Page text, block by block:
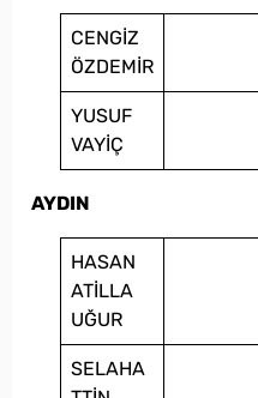
CENGİZ
ÖZDEMİR
YUSUF
VAYİÇ
AYDIN
HASAN
ATİLLA
UĞUR
SELAHA